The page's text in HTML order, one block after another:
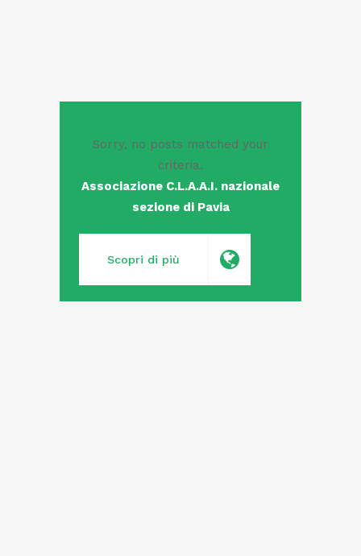
Sorry, no posts matched your
criteria.
Associazione C.L.A.A.I. nazionale
sezione di Pavia
Scopri di più